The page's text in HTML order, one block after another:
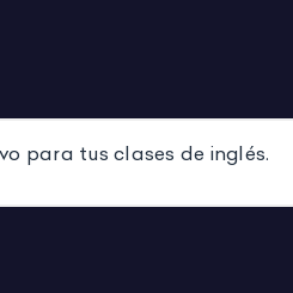
para tus clases de inglés.